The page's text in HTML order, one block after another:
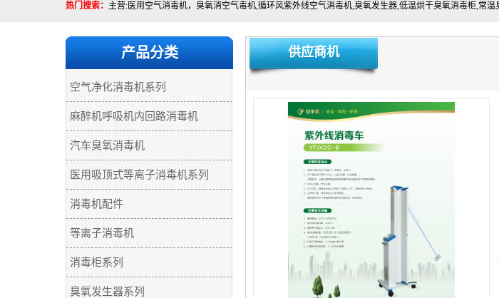
热门搜索：
产品分类
空气净化消毒机系列
麻醉机呼吸机内回路消毒机
汽车臭氧消毒机
医用吸顶式等离子消毒机系列
消毒机配件
等离子消毒机
消毒柜系列
臭氧发生器系列
供应商机